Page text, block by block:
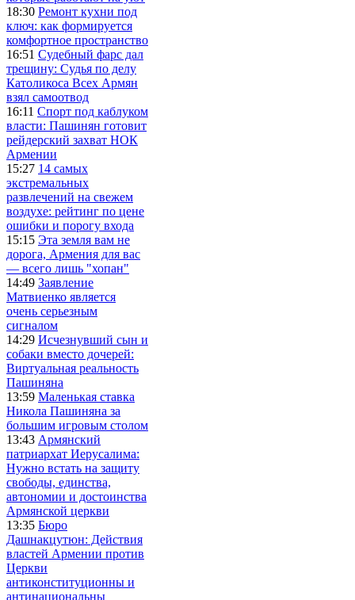
18:30 Ремонт кухни под
ключ: как формируется
комфортное пространство
16:51 Судебный фарс дал
трещину: Судья по делу
Католикоса Всех Армян
взял самоотвод
16:11 Спорт под каблуком
власти: Пашинян готовит
рейдерский захват НОК
Армении
15:27 14 самых
экстремальных
развлечений на свежем
воздухе: рейтинг по цене
ошибки и порогу входа
15:15 Эта земля вам не
дорога, Армения для вас
— всего лишь "хопан"
14:49 Заявление
Матвиенко является
очень серьезным
сигналом
14:29 Исчезнувший сын и
собаки вместо дочерей:
Виртуальная реальность
Пашиняна
13:59 Маленькая ставка
Никола Пашиняна за
большим игровым столом
13:43 Армянский
патриархат Иерусалима:
Нужно встать на защиту
свободы, единства,
автономии и достоинства
Армянской церкви
13:35 Бюро
Дашнакцутюн: Действия
властей Армении против
Церкви
антиконституционны и
антинациональны